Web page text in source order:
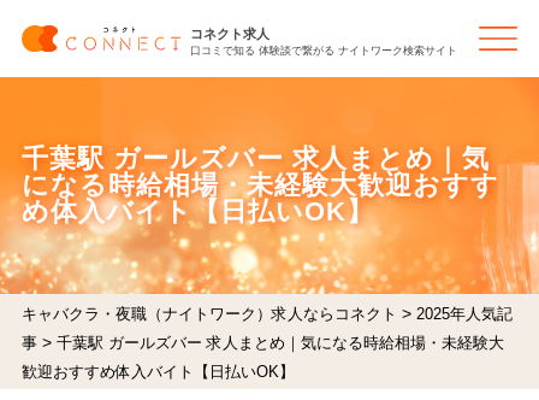
コネクト求人
口コミで知る 体験談で繋がる ナイトワーク検索サイト
千葉駅 ガールズバー 求人まとめ｜気
になる時給相場・未経験大歓迎おすす
め体入バイト【日払いOK】
キャバクラ・夜職（ナイトワーク）求人ならコネクト > 2025年人気記
事> 千葉駅 ガールズバー 求人まとめ｜気になる時給相場・未経験大
歓迎おすすめ体入バイト【日払いOK】